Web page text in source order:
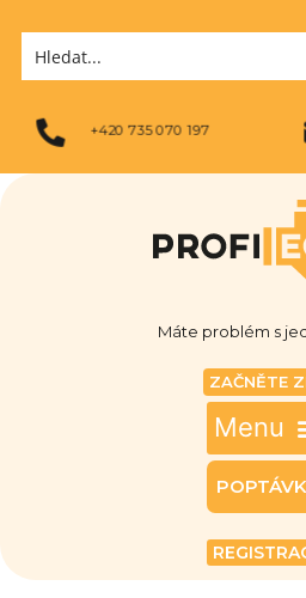
+420 735 070 197
Máte problém s
ZAČNĚTE